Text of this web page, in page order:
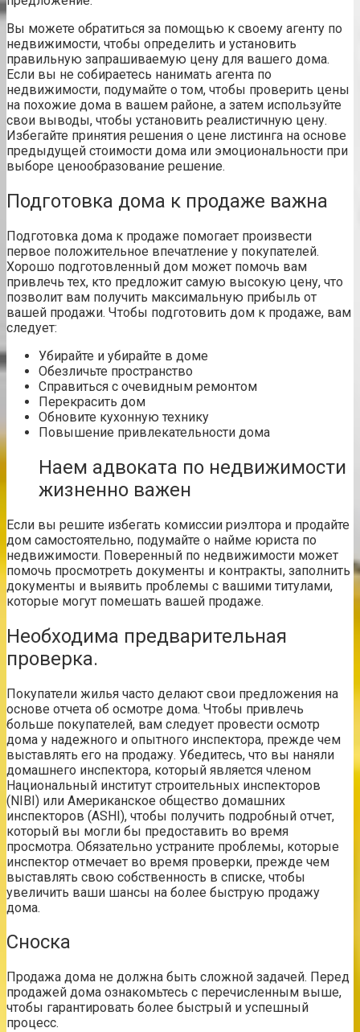
Вы можете обратиться за помощью к своему агенту по
недвижимости, чтобы определить и установить
правильную запрашиваемую цену для вашего дома.
Если вы не собираетесь нанимать агента по
недвижимости, подумайте о том, чтобы проверить цены
на похожие дома в вашем районе, а затем используйте
свои выводы, чтобы установить реалистичную цену.
Избегайте принятия решения о цене листинга на основе
предыдущей стоимости дома или эмоциональности при
выборе ценообразование решение.
Подготовка дома к продаже важна
Подготовка дома к продаже помогает произвести
первое положительное впечатление у покупателей.
Хорошо подготовленный дом может помочь вам
привлечь тех, кто предложит самую высокую цену, что
позволит вам получить максимальную прибыль от
вашей продажи. Чтобы подготовить дом к продаже, вам
следует:
Убирайте и убирайте в доме
Обезличьте пространство
Справиться с очевидным ремонтом
Перекрасить дом
Обновите кухонную технику
Повышение привлекательности дома
Наем адвоката по недвижимости
жизненно важен
Если вы решите избегать комиссии риэлтора и продайте
дом самостоятельно, подумайте о найме юриста по
недвижимости. Поверенный по недвижимости может
помочь просмотреть документы и контракты, заполнить
документы и выявить проблемы с вашими титулами,
которые могут помешать вашей продаже.
Необходима предварительная
проверка.
Покупатели жилья часто делают свои предложения на
основе отчета об осмотре дома. Чтобы привлечь
больше покупателей, вам следует провести осмотр
дома у надежного и опытного инспектора, прежде чем
выставлять его на продажу. Убедитесь, что вы наняли
домашнего инспектора, который является членом
Национальный институт строительных инспекторов
(NIBI) или Американское общество домашних
инспекторов (ASHI), чтобы получить подробный отчет,
который вы могли бы предоставить во время
просмотра. Обязательно устраните проблемы, которые
инспектор отмечает во время проверки, прежде чем
выставлять свою собственность в списке, чтобы
увеличить ваши шансы на более быструю продажу
дома.
Сноска
Продажа дома не должна быть сложной задачей. Перед
продажей дома ознакомьтесь с перечисленным выше,
чтобы гарантировать более быстрый и успешный
процесс.